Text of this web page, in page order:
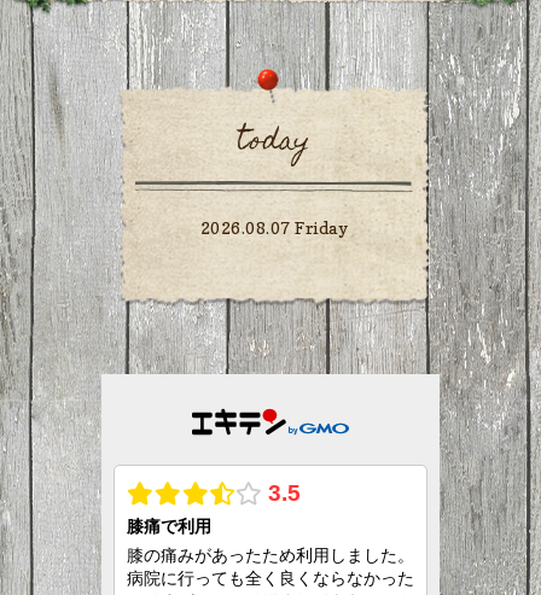
today
2026.08.07 Friday